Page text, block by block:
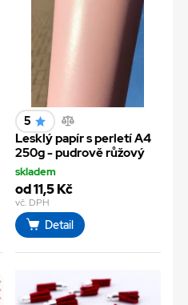
5
Lesklý papír s perletí A4
250g - pudrově růžový
skladem
od 11,5 Kč
vč. DPH
Detail